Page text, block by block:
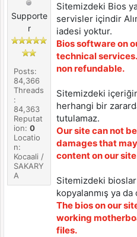
Supporte
r
Posts:
84,366
Threads
:
84,363
Reputat
ion:0
Locatio
n:
Kocaali /
SAKARY
A
Sitemizdeki Bios
servisler içindir
iadesi yoktur.
Bios software on
technical
non refundable.
Sitemizdeki
herhangi bir
tutulamaz.
Our site can not
damages that
content on our
Sitemizdeki
kopyalanmış ya da
The bios on our
working
files.